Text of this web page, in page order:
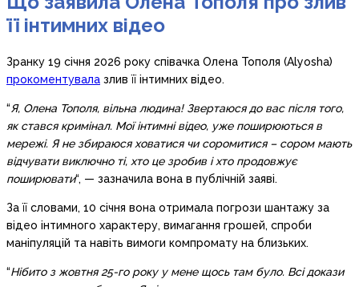
її інтимних відео
Зранку 19 січня 2026 року співачка Олена Тополя (Alyosha)
прокоментувала злив її інтимних відео.
“Я, Олена Тополя, вільна людина! Звертаюся до вас після того,
як стався кримінал. Мої інтимні відео, уже поширюються в
мережі. Я не збираюся ховатися чи соромитися – сором мають
відчувати виключно ті, хто це зробив і хто продовжує
поширювати“, — зазначила вона в публічній заяві.
За її словами, 10 січня вона отримала погрози шантажу за
відео інтимного характеру, вимагання грошей, спроби
маніпуляцій та навіть вимоги компромату на близьких.
“Нібито з жовтня 25-го року у мене щось там було. Всі докази